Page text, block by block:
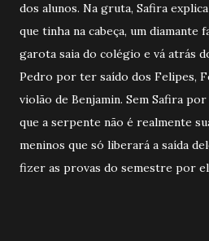
dos alunos. Na gruta, Safira
que tinha na cabeça, um diamante
garota saia do colégio e vá atrás
Pedro por ter saído dos Felipes,
violão de Benjamin. Sem Safira
que a serpente não é realmente
meninos que só liberará a saída
fizer as provas do semestre por